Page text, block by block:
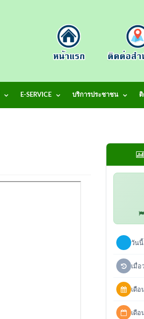
E-SERVICE บริการประชาชน ติ
วันนี้
เมื่อ
เดือ
เดือ